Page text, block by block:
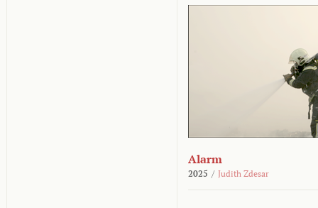
Alarm
2025 / Judith Zdesar